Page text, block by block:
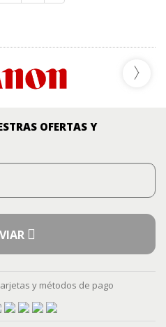
OFERTAS Y
y métodos de pago